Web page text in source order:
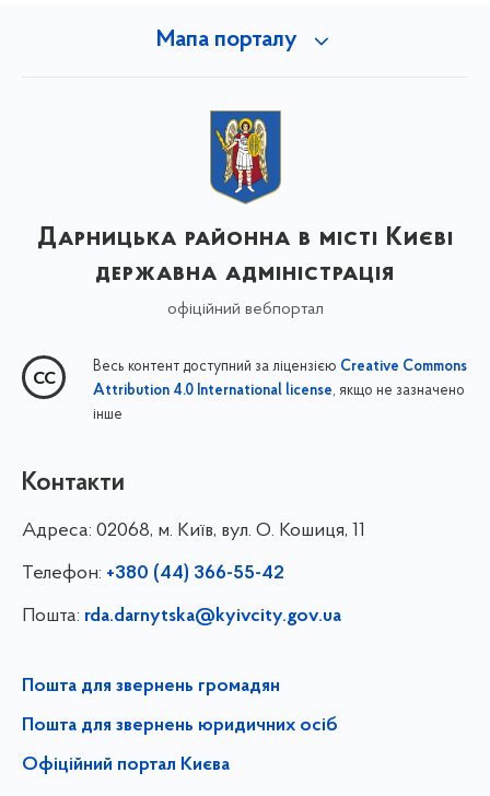
Мапа порталу
Дарницька районна в місті Києві
державна адміністрація
офіційний вебпортал
Весь контент доступний за ліцензією Creative Commons
Attribution 4.0 International license, якщо не зазначено
інше
Контакти
Адреса: 02068, м. Київ, вул. О. Кошиця, 11
Телефон: +380 (44) 366-55-42
Пошта: rda.darnytska@kyivcity.gov.ua
Пошта для звернень громадян
Пошта для звернень юридичних осіб
Офіційний портал Києва